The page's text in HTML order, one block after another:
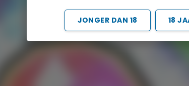
JONGER DAN 18 18